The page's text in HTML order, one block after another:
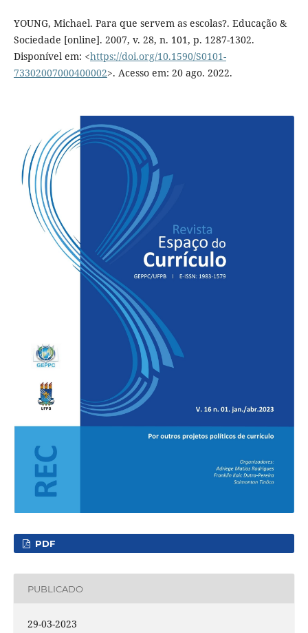
YOUNG, Michael. Para que servem as escolas?. Educação &
Sociedade [online]. 2007, v. 28, n. 101, p. 1287-1302.
Disponível em: <https://doi.org/10.1590/S0101-
73302007000400002>. Acesso em: 20 ago. 2022.
PDF
PUBLICADO
29-03-2023